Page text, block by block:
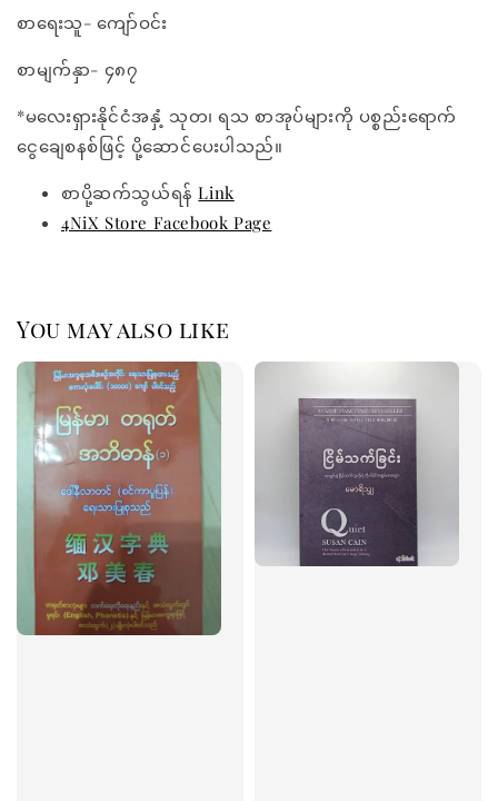
စာရေးသူ- ကျော်ဝင်း
စာမျက်နှာ- ၄၈၇
*မလေးရှားနိုင်ငံအနှံ့ သုတ၊ ရသ စာအုပ်များကို ပစ္စည်းရောက်
ငွေချေစနစ်ဖြင့် ပို့ဆောင်ပေးပါသည်။
စာပို့ဆက်သွယ်ရန်Link
4NiX Store Facebook Page
You may also like